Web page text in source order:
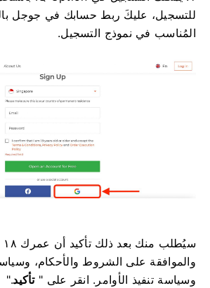
للتسجيل، عليكَ ربط حسابك في جوجل
المُناسب في نموذج التسجيل.
والموافقة على الشروط والأحكام،
وسياسة تنفيذ الأوامر. انقر على "تأكيد".